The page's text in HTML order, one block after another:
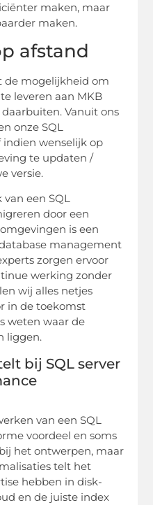
maken, maar
maken.
afstand
de mogelijkheid om
leveren aan MKB
Vanuit ons
onze SQL
indien wenselijk op
te updaten /
versie.
een SQL
door een
is een
management
zorgen ervoor
werking zonder
wij alles netjes
in de toekomst
weten waar de
liggen.
bij SQL server
van een SQL
voordeel en soms
het ontwerpen, maar
telt het
hebben in disk-
en de juiste index